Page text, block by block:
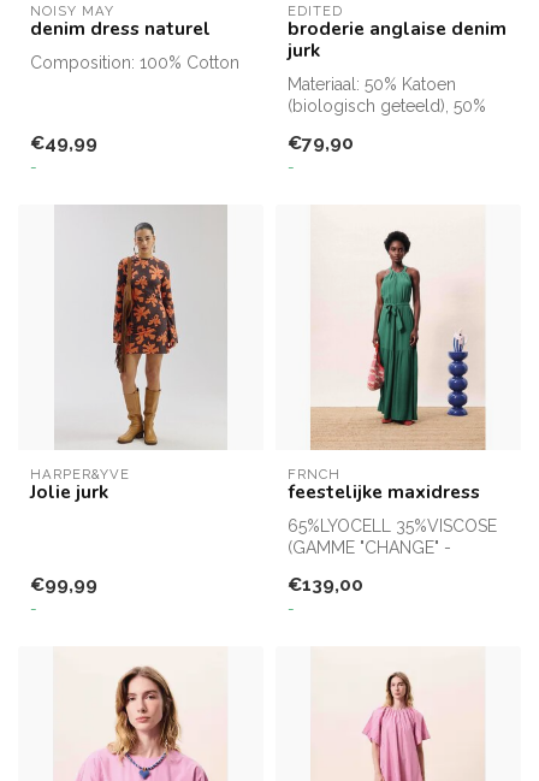
NOISY MAY
denim dress naturel
Composition: 100% Cotton
€49,99
-
EDITED
broderie anglaise denim
jurk
Materiaal: 50% Katoen
(biologisch geteeld), 50%
€79,90
-
HARPER&YVE
Jolie jurk
€99,99
-
FRNCH
feestelijke maxidress
65%LYOCELL 35%VISCOSE
(GAMME "CHANGE" -
Designé en Fran...
€139,00
-